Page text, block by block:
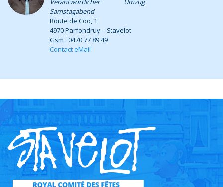
Verantwortlicher Umzug
Samstagabend
Route de Coo, 1
4970 Parfondruy – Stavelot
Gsm : 0470 77 89 49
Contact eMail